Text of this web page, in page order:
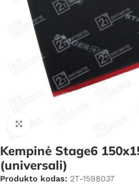
Kempinė Stage6
(universali)
Produkto kodas: 2T-1598037